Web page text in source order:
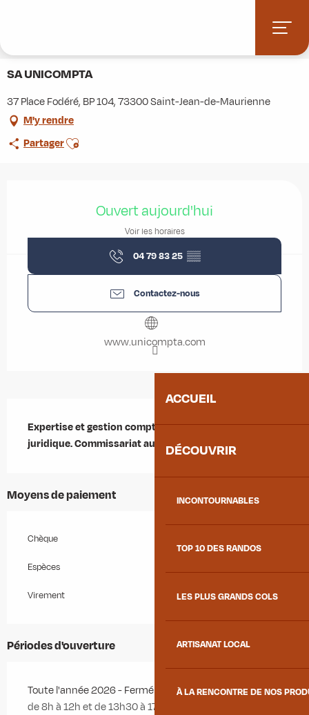
principal
ACCUEIL
DÉCOUVRIR
INCONTOURNABLES
TOP 10 DES RANDOS
LES PLUS GRANDS COLS
ARTISANAT LOCAL
À LA RENCONTRE DE NOS
SA UNICOMPTA
37 Place Fodéré, BP 104, 73300 Saint-Jean-de-Maurienne
M'y rendre
PartagerAjouter aux favoris
Ouvert aujourd'hui
Voir les horaires
04 79 83 25 ▒▒
Contactez-nous
www.unicompta.com
Expertise et gestion comptable, sociale, fiscale et
juridique. Commissariat aux comptes
Moyens de paiement
Chèque
Espèces
Virement
Périodes d'ouverture
Toute l'année 2026 - Fermé le samedi, le dimanche
de 8h à 12h et de 13h30 à 17h30